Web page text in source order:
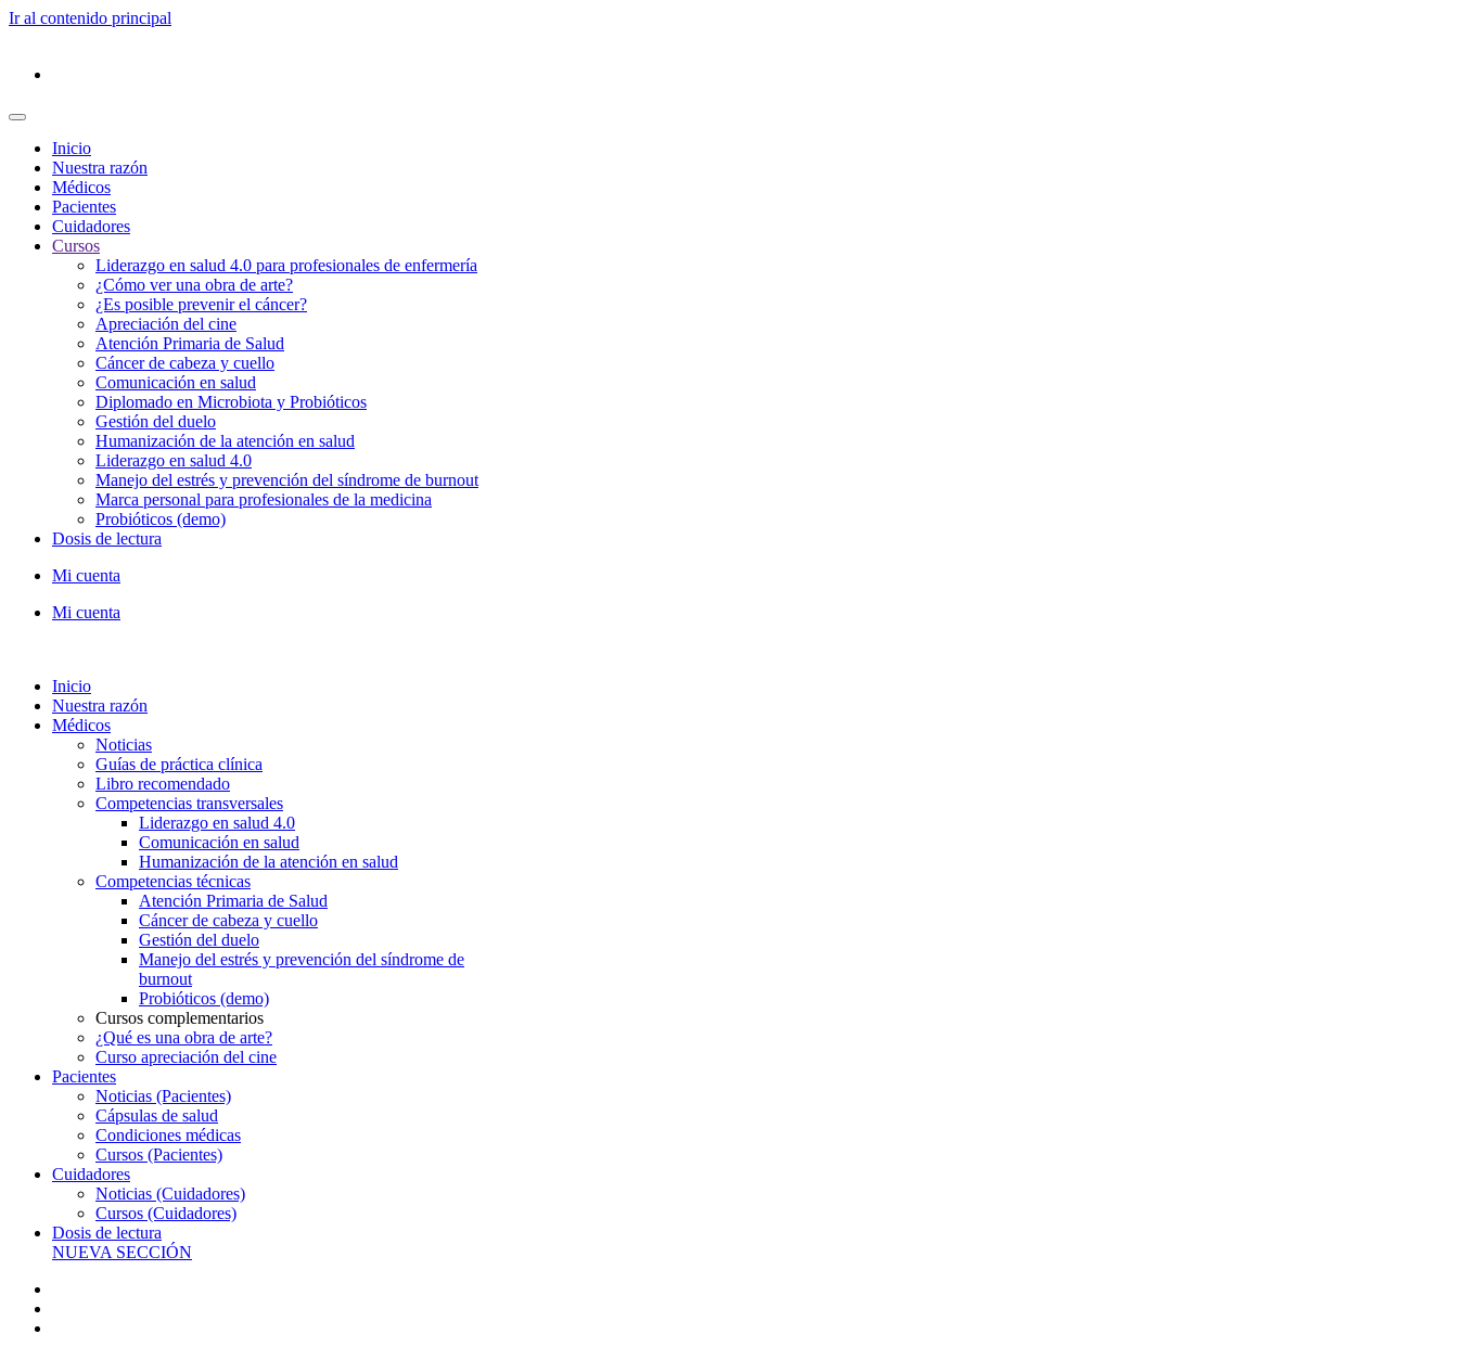
Ir al contenido principal
Inicio
Nuestra razón
Médicos
Pacientes
Cuidadores
Cursos
Liderazgo en salud 4.0 para profesionales de enfermería
¿Cómo ver una obra de arte?
¿Es posible prevenir el cáncer?
Apreciación del cine
Atención Primaria de Salud
Cáncer de cabeza y cuello
Comunicación en salud
Diplomado en Microbiota y Probióticos
Gestión del duelo
Humanización de la atención en salud
Liderazgo en salud 4.0
Manejo del estrés y prevención del síndrome de burnout
Marca personal para profesionales de la medicina
Probióticos (demo)
Dosis de lectura
Mi cuenta
Mi cuenta
Inicio
Nuestra razón
Médicos
Noticias
Guías de práctica clínica
Libro recomendado
Competencias transversales
Liderazgo en salud 4.0
Comunicación en salud
Humanización de la atención en salud
Competencias técnicas
Atención Primaria de Salud
Cáncer de cabeza y cuello
Gestión del duelo
Manejo del estrés y prevención del síndrome de
burnout
Probióticos (demo)
Cursos complementarios
¿Qué es una obra de arte?
Curso apreciación del cine
Pacientes
Noticias (Pacientes)
Cápsulas de salud
Condiciones médicas
Cursos (Pacientes)
Cuidadores
Noticias (Cuidadores)
Cursos (Cuidadores)
Dosis de lectura
NUEVA SECCIÓN